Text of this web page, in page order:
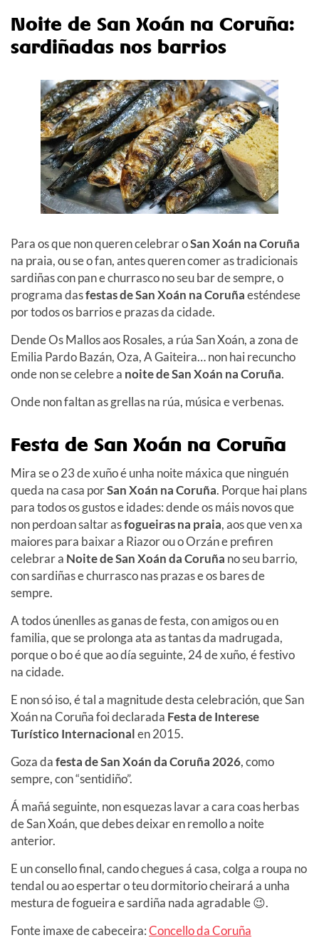
Noite de San Xoán na Coruña:
sardiñadas nos barrios
Para os que non queren celebrar oSan Xoán na Coruña
na praia, ou se o fan, antes queren comer as tradicionais
sardiñas con pan e churrasco no seu bar de sempre, o
programa dasfestas de San Xoán na Coruñaesténdese
por todos os barrios e prazas da cidade.
Dende Os Mallos aos Rosales, a rúa San Xoán, a zona de
Emilia Pardo Bazán, Oza, A Gaiteira… non hai recuncho
onde non se celebre a noite de San Xoán na Coruña.
Onde non faltan as grellas na rúa, música e verbenas.
Festa de San Xoán na Coruña
Mira se o 23 de xuño é unha noite máxica que ninguén
queda na casa porSan Xoán na Coruña. Porque hai plans
para todos os gustos e idades: dende os máis novos que
non perdoan saltar asfogueiras na praia, aos que ven xa
maiores para baixar a Riazor ou o Orzán e prefiren
celebrar a Noite de San Xoán da Coruña no seu barrio,
con sardiñas e churrasco nas prazas e os bares de
sempre.
A todos únenlles as ganas de festa, con amigos ou en
familia, que se prolonga ata as tantas da madrugada,
porque o bo é que ao día seguinte, 24 de xuño, é festivo
na cidade.
E non só iso, é tal a magnitude desta celebración, que San
Xoán na Coruña foi declarada Festa de Interese
Turístico Internacionalen 2015.
Goza dafesta de San Xoán da Coruña 2026, como
sempre, con “sentidiño”.
Á mañá seguinte, non esquezas lavar a cara coas herbas
de San Xoán, que debes deixar en remollo a noite
anterior.
E un consello final, cando chegues á casa, colga a roupa no
tendal ou ao espertar o teu dormitorio cheirará a unha
mestura de fogueira e sardiña nada agradable 😉.
Fonte imaxe de cabeceira:Concello da Coruña